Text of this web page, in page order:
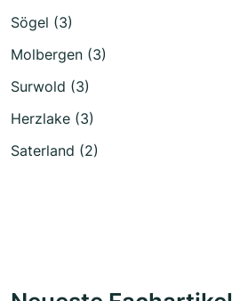
Sögel (3)
Molbergen (3)
Surwold (3)
Herzlake (3)
Saterland (2)